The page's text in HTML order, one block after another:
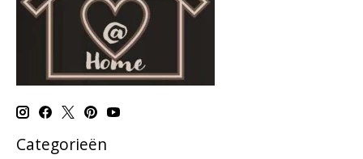
Categorieën